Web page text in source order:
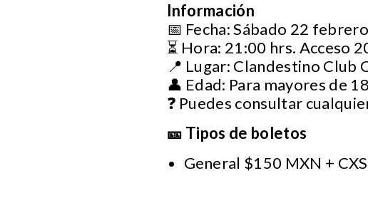
Información
📅 Fecha: Sábado 22 febrero
⏳ Hora: 21:00 hrs. Acceso
📍 Lugar: Clandestino Club
👤 Edad: Para mayores de
❓ Puedes consultar
🎫 Tipos de boletos
General $150 MXN + CXS